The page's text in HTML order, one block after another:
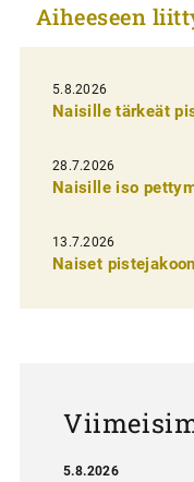
k
e
l
i
e
n
e
Aiheeseen
5.8.2026
Naisille tärkeät
28.7.2026
Naisille iso
13.7.2026
Naiset
5.8.2026